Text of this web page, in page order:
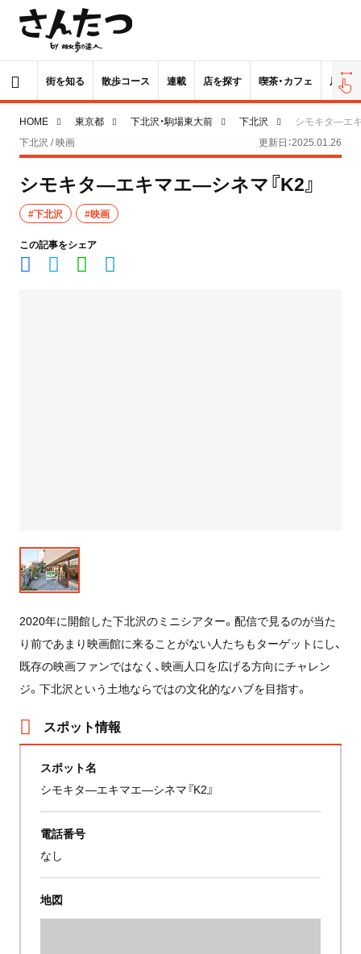
街を知る 散歩コース 連載 店を探す 喫茶・カフェ 居酒屋
HOME 東京都 下北沢・駒場東大前 下北沢
シモキタ―エ
下北沢 / 映画
更新日：2025.01.26
シモキタ―エキマエ―シネマ『K2』
#下北沢 #映画
この記事をシェア
2020年に開館した下北沢のミニシアター。配信で見るのが当た
り前であまり映画館に来ることがない人たちもターゲットにし、
既存の映画ファンではなく、映画人口を広げる方向にチャレン
ジ。下北沢という土地ならではの文化的なハブを目指す。
スポット情報
スポット名
シモキタ―エキマエ―シネマ『K2』
電話番号
なし
地図